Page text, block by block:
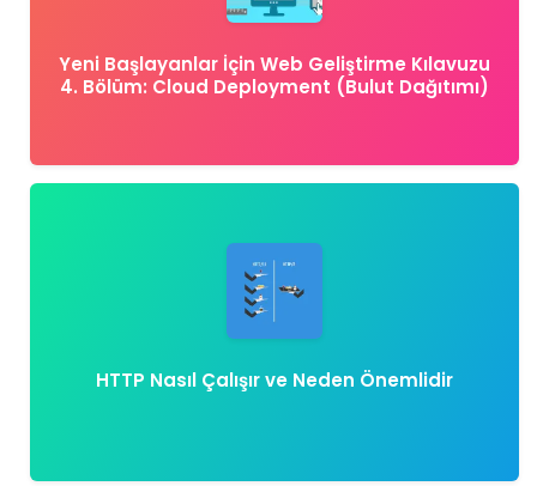
Yeni Başlayanlar İçin Web Geliştirme Kılavuzu
4. Bölüm: Cloud Deployment (Bulut Dağıtımı)
HTTP Nasıl Çalışır ve Neden Önemlidir